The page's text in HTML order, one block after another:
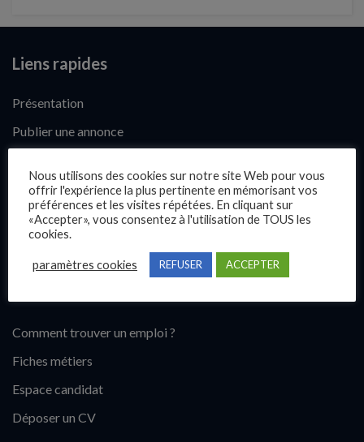
Liens rapides
Présentation
Publier une annonce
Questions fréquentes
Blog
Comment trouver un emploi ?
Fiches métiers
Espace candidat
Déposer un CV
Nous utilisons des cookies sur notre site Web pour vous
offrir l'expérience la plus pertinente en mémorisant vos
préférences et les visites répétées. En cliquant sur
«Accepter», vous consentez à l'utilisation de TOUS les
cookies.
paramètres cookies REFUSER ACCEPTER